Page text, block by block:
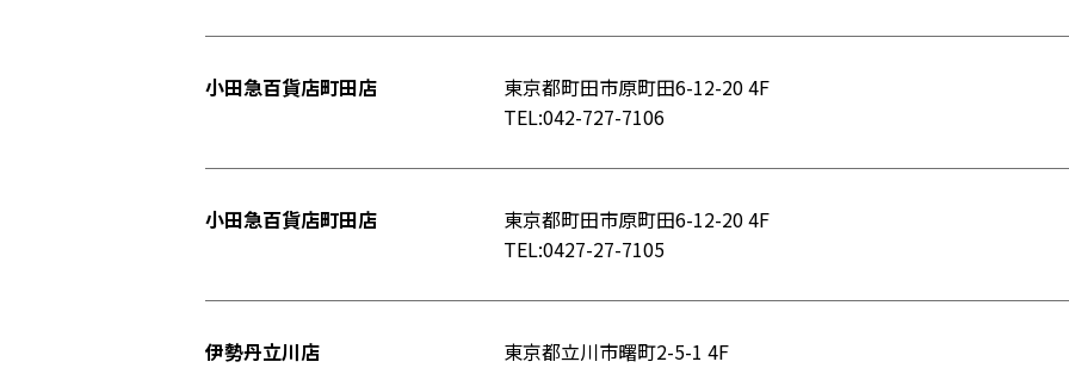
小田急百貨店町田店
東京都町田市原町田6-12-20 4F
TEL:042-727-7106
小田急百貨店町田店
東京都町田市原町田6-12-20 4F
TEL:0427-27-7105
伊勢丹立川店
東京都立川市曙町2-5-1 4F